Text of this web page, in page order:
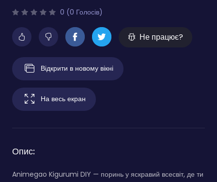
0 (0 Голосів)
Не працює?
Відкрити в новому вікні
На весь екран
Опис:
Animegao Kigurumi DIY — поринь у яскравий всесвіт, де ти